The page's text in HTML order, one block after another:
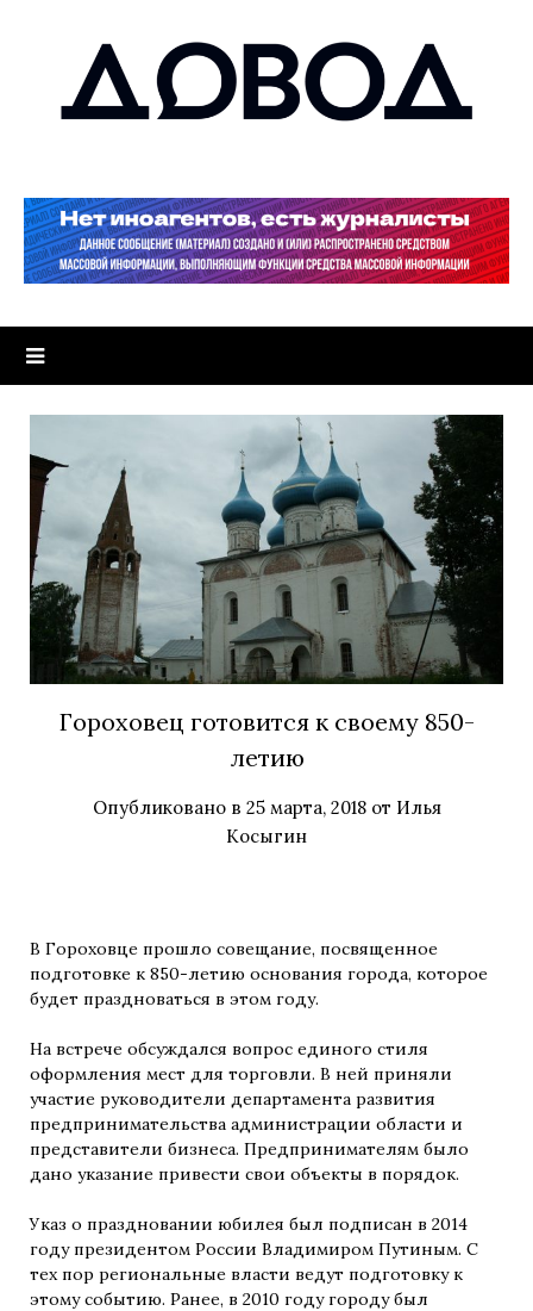
Гороховец готовится к своему 850-
летию
Опубликовано в 25 марта, 2018от Илья
Косыгин
В Гороховце прошло совещание, посвященное
подготовке к 850-летию основания города, которое
будет праздноваться в этом году.
На встрече обсуждался вопрос единого стиля
оформления мест для торговли. В ней приняли
участие руководители департамента развития
предпринимательства администрации области и
представители бизнеса. Предпринимателям было
дано указание привести свои объекты в порядок.
Указ о праздновании юбилея был подписан в 2014
году президентом России Владимиром Путиным. С
тех пор региональные власти ведут подготовку к
этому событию. Ранее, в 2010 году городу был